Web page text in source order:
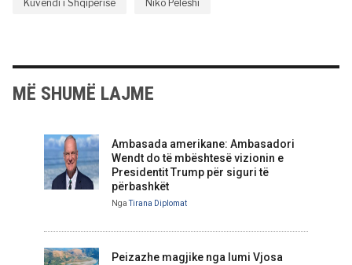
Kuvendi i Shqiperise Niko Peleshi
MË SHUMË LAJME
Ambasada amerikane: Ambasadori
Wendt do të mbështesë vizionin e
Presidentit Trump për siguri të
përbashkët
NgaTirana Diplomat
Peizazhe magjike nga lumi Vjosa